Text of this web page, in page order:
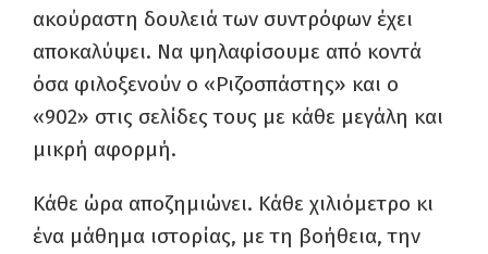
ακούραστη δουλειά των συντρόφων έχει
αποκαλύψει. Να ψηλαφίσουμε από κοντά
όσα φιλοξενούν ο «Ριζοσπάστης» και ο
«902» στις σελίδες τους με κάθε μεγάλη και
μικρή αφορμή.
Κάθε ώρα αποζημιώνει. Κάθε χιλιόμετρο κι
ένα μάθημα ιστορίας, με τη βοήθεια, την